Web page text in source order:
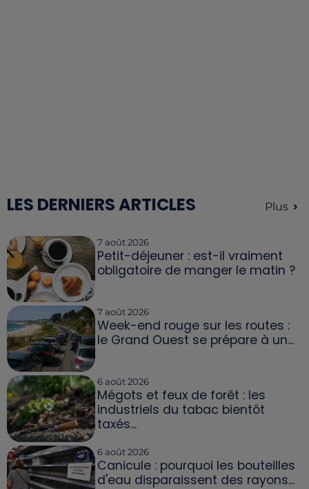
LES DERNIERS ARTICLES Plus
7 août 2026
Petit-déjeuner : est-il vraiment
obligatoire de manger le matin ?
7 août 2026
Week-end rouge sur les routes :
le Grand Ouest se prépare à un...
6 août 2026
Mégots et feux de forêt : les
industriels du tabac bientôt
taxés...
6 août 2026
Canicule : pourquoi les bouteilles
d'eau disparaissent des rayons...